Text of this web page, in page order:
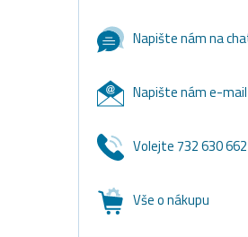
Napište nám na
Napište nám e-mail
Volejte 732 630 662
Vše o nákupu